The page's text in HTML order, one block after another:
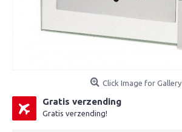
Click Image for Gallery
Gratis verzending
Gratis verzending!